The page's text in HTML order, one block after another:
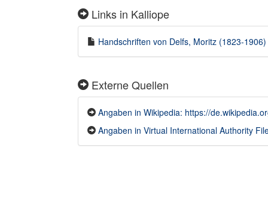
Links in Kalliope
Handschriften von Delfs, Moritz (1823-
Externe Quellen
Angaben in Wikipedia: https://
Angaben in Virtual International Authority